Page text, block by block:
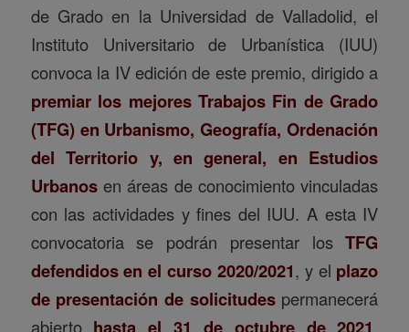
de Grado en la Universidad de Valladolid, el
Instituto Universitario de Urbanística (IUU)
convoca la IV edición de este premio, dirigido a
premiar los mejores Trabajos Fin de Grado
(TFG) en Urbanismo, Geografía, Ordenación
del Territorio y, en general, en Estudios
Urbanosen áreas de conocimiento vinculadas
con las actividades y fines del IUU. A esta IV
convocatoria se podrán presentar losTFG
defendidos en el curso 2020/2021, y el plazo
de presentación de solicitudespermanecerá
abierto hasta el 31 de octubre de 2021